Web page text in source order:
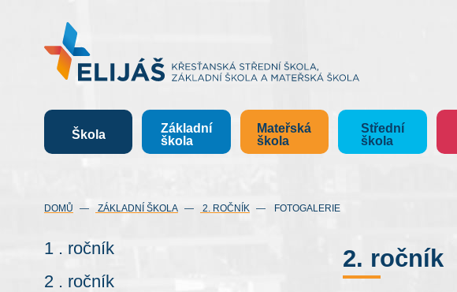
Škola
Základní
škola
Mateřská
škola
Střední
škola
DOMŮ ZÁKLADNÍ ŠKOLA 2. ROČNÍK FOTOGALERIE
1 . ročník
2 . ročník
2. ročník